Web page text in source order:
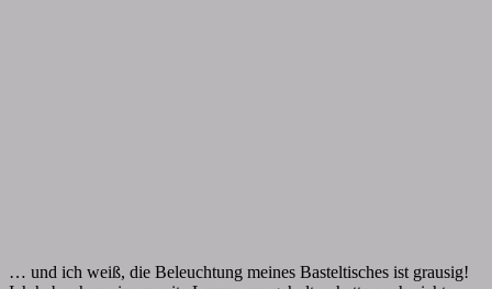
… und ich weiß, die Beleuchtung meines Basteltisches ist grausig!